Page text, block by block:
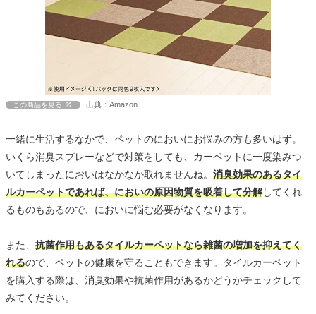
この商品を見る 出典：Amazon
一緒に生活するなかで、ペットのにおいにお悩みの方も多いはず。
いくら消臭スプレーなどで対策をしても、カーペットに一度染みつ
いてしまったにおいはなかなか取れませんね。 消臭効果のあるタイ
ルカーペットであれば、においの原因物質を吸着して分解してくれ
るものもあるので、においに悩む必要がなくなります。
また、 抗菌作用もあるタイルカーペットなら雑菌の増加を抑えてく
れるので、ペットの健康を守ることもできます。タイルカーペット
を購入する際は、消臭効果や抗菌作用があるかどうかチェックして
みてください。